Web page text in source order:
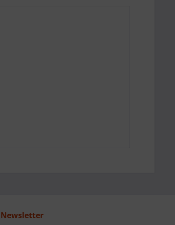
Newsletter